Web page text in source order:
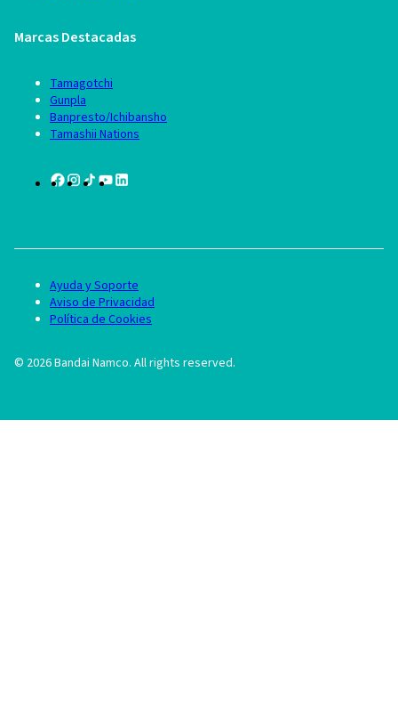
Marcas Destacadas
Tamagotchi
Gunpla
Banpresto/Ichibansho
Tamashii Nations
© 2026Bandai Namco. All rights reserved.
Ayuda y Soporte
Aviso de Privacidad
Política de Cookies